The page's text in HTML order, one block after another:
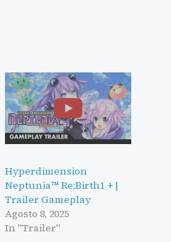
Hyperdimension
Neptunia™ Re;Birth1 + |
Trailer Gameplay
Agosto 8, 2025
In "Trailer"